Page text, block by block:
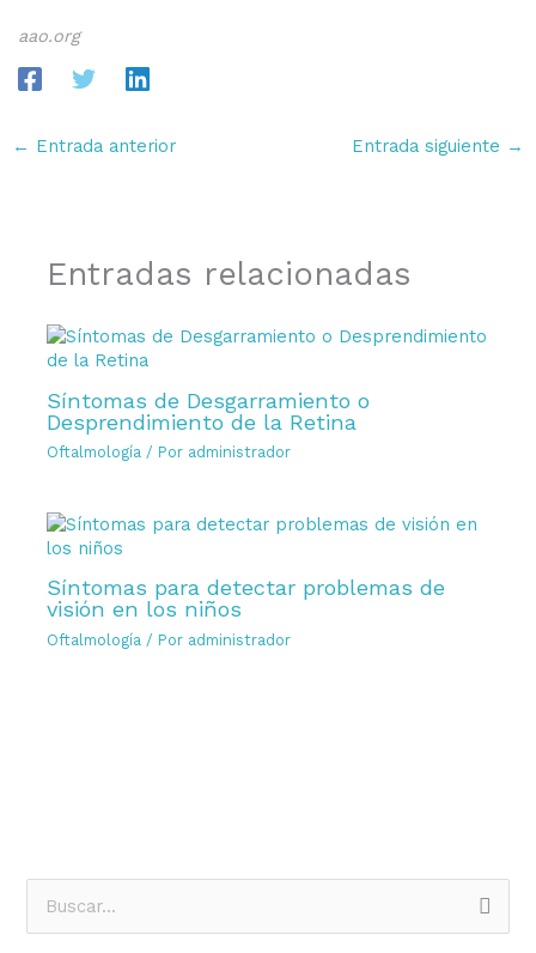
aao.org
← Entrada anterior Entrada siguiente →
Entradas relacionadas
Síntomas de Desgarramiento o
Desprendimiento de la Retina
Oftalmología / Por administrador
Síntomas para detectar problemas de
visión en los niños
Oftalmología / Por administrador